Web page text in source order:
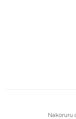
Nakoruru